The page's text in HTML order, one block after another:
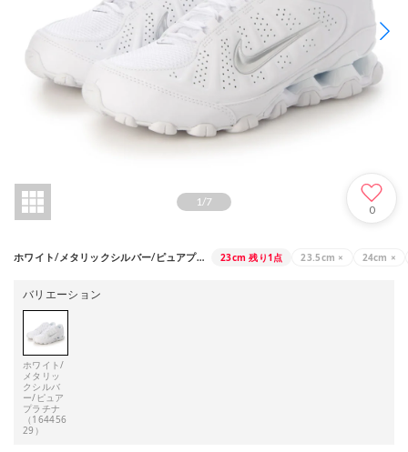
1 /7
0
ホワイト/メタリックシルバー/ピュアプラチナ（16445629） 23cm 残り1点 23.5cm × 24cm ×
バリエーション
ホワイト/
メタリッ
クシルバ
ー/ピュア
プラチナ
（164456
29）